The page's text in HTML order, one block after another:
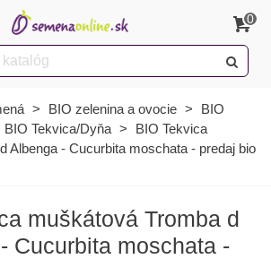
0
> BIO zelenina a ovocie >
BIO
BIO Tekvica/Dyňa >
BIO Tekvica
Albenga - Cucurbita moschata - predaj bio
muškátová Tromba d
Cucurbita moschata -